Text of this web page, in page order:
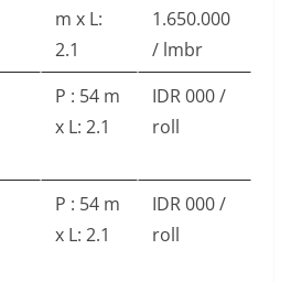
m x L:
2.1
1.650.000
/ lmbr
P : 54 m
x L: 2.1
IDR 000 /
roll
P : 54 m
x L: 2.1
IDR 000 /
roll